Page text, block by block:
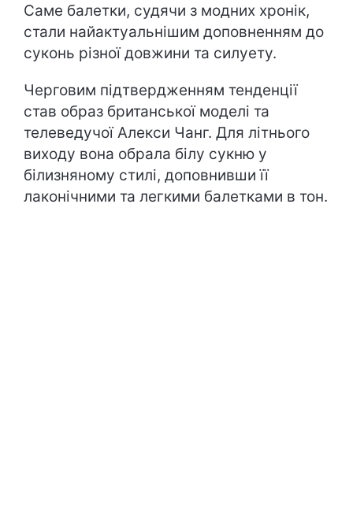
Саме балетки, судячи з модних хронік,
стали найактуальнішим доповненням до
суконь різної довжини та силуету.
Черговим підтвердженням тенденції
став образ британської моделі та
телеведучої Алекси Чанг. Для літнього
виходу вона обрала білу сукню у
білизняному стилі, доповнивши її
лаконічними та легкими балетками в тон.